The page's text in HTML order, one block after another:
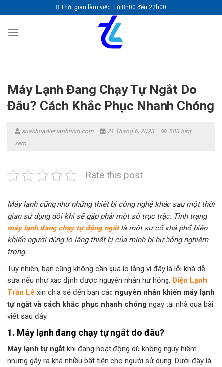
to
content
Thời gian làm việc: Từ 8h00 đến 22h00
Máy Lạnh Đang Chạy Tự Ngắt Do
Đâu? Cách Khắc Phục Nhanh Chóng
suachuadienlanhhcm.com 21 Tháng 6, 2023
583 lượt
xem
Rate this post
Máy lạnh cũng như những thiết bị công nghệ khác sau một thời
gian sử dụng đôi khi sẽ gặp phải một số trục trặc. Tình trạng
máy lạnh đang chạy tự động ngắtlà một sự cố khá phổ biến
khiến người dùng lo lắng thiết bị của mình bị hư hỏng nghiêm
trọng.
Tuy nhiên, bạn cũng không cần quá lo lắng vì đây là lỗi khá dễ
sửa nếu như xác định được nguyên nhân hư hỏng. Điện Lạnh
Trần Lê xin chia sẻ đến bạn các nguyên nhân khiến máy lạnh
tự ngắt và cách khắc phục nhanh chóng ngay tại nhà qua bài
viết sau đây.
1. Máy lạnh đang chạy tự ngắt do đâu?
Máy lạnh tự ngắt khi đang hoạt động dù không nguy hiểm
nhưng gây ra khá nhiều bất tiện cho người sử dụng. Dưới đây là